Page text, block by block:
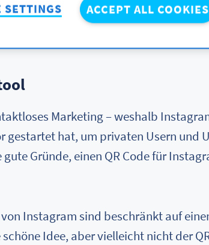
Anleitung, wie Sie einen QR Code
tun sollten.
Marketing – weshalb
gestartet hat, um privaten Usern und
Gründe, einen QR Code für
Instagram sind beschränkt auf
Idee, aber vielleicht nicht der
SETTINGS ACCEPT ALL COOKIES